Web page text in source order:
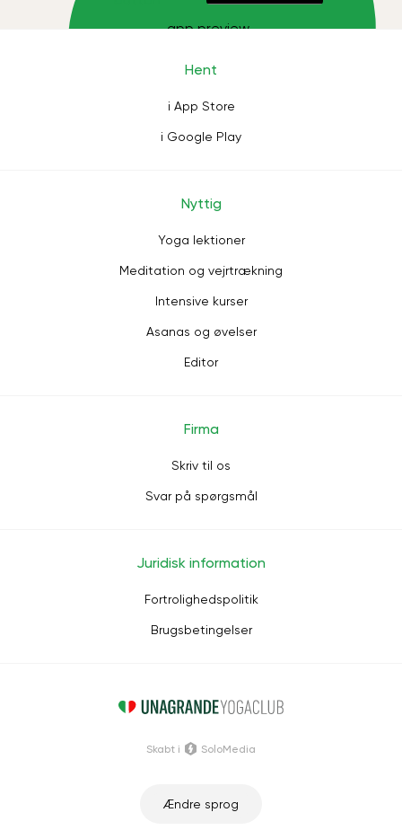
Hent
i App Store
i Google Play
Nyttig
Yoga lektioner
Meditation og vejrtrækning
Intensive kurser
Asanas og øvelser
Editor
Firma
Skriv til os
Svar på spørgsmål
Juridisk information
Fortrolighedspolitik
Brugsbetingelser
Ændre sprog
Skabt i SoloMedia